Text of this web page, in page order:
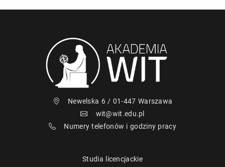
Newelska 6 / 01-447 Warszawa
wit@wit.edu.pl
Numery telefonów i godziny pracy
Studia licencjackie